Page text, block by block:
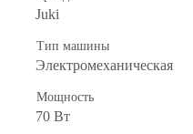
Juki
Тип машины
Электромеханическая
Мощность
70 Вт